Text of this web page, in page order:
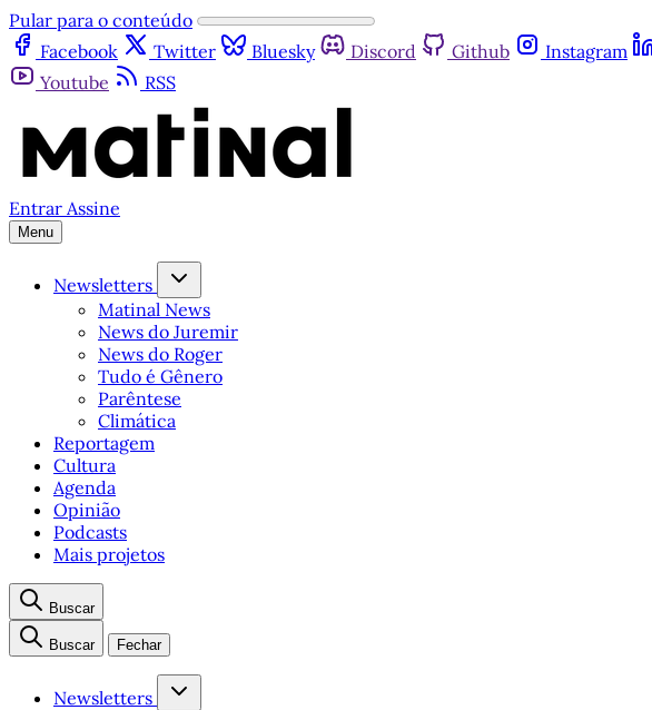
Pular para o conteúdo
Facebook
Twitter Bluesky Discord Github Instagram
Youtube
RSS
Entrar Assine
Menu
Newsletters
Matinal News
News do Juremir
News do Roger
Tudo é Gênero
Parêntese
Climática
Reportagem
Cultura
Agenda
Opinião
Podcasts
Mais projetos
Buscar
Buscar Fechar
Newsletters